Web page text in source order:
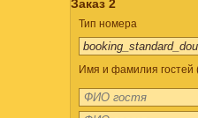
Заказ 2
Тип номера
Имя и фамилия гостей